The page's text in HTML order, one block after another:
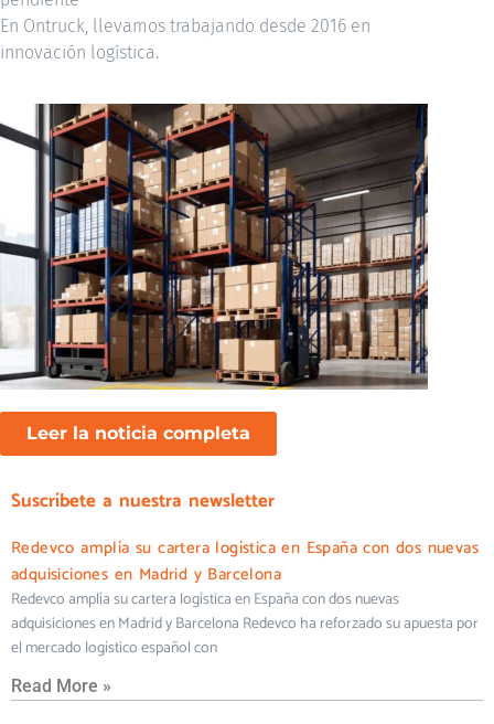
En Ontruck, llevamos trabajando desde 2016 en
innovación logística.
Leer la noticia completa
Suscríbete a nuestra newsletter
Redevco amplía su cartera logística en España con dos nuevas
adquisiciones en Madrid y Barcelona
Redevco amplía su cartera logística en España con dos nuevas
adquisiciones en Madrid y Barcelona Redevco ha reforzado su apuesta por
el mercado logístico español con
Read More »